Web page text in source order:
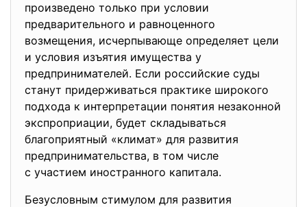
произведено только при условии
предварительного и равноценного
возмещения, исчерпывающе определяет цели
и условия изъятия имущества у
предпринимателей. Если российские суды
станут придерживаться практике широкого
подхода к интерпретации понятия незаконной
экспроприации, будет складываться
благоприятный «климат» для развития
предпринимательства, в том числе
с участием иностранного капитала.
Безусловным стимулом для развития